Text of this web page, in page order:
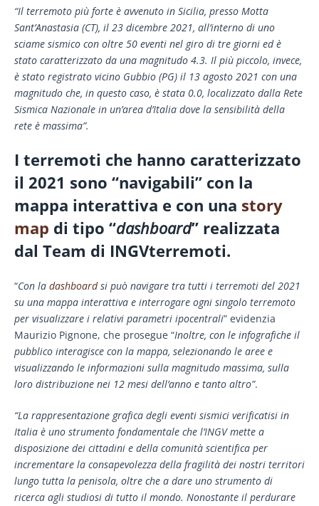
“Il terremoto più forte è avvenuto in Sicilia, presso Motta
Sant’Anastasia (CT), il 23 dicembre 2021, all’interno di uno
sciame sismico con oltre 50 eventi nel giro di tre giorni ed è
stato caratterizzato da una magnitudo 4.3. Il più piccolo, invece,
è stato registrato vicino Gubbio (PG) il 13 agosto 2021 con una
magnitudo che, in questo caso, è stata 0.0, localizzato dalla Rete
Sismica Nazionale in un’area d’Italia dove la sensibilità della
rete è massima”.
I terremoti che hanno caratterizzato
il 2021 sono “navigabili” con la
mappa interattiva e con una story
map di tipo “dashboard” realizzata
dal Team di INGVterremoti.
“Con la dashboardsi può navigare tra tutti i terremoti del 2021
su una mappa interattiva e interrogare ogni singolo terremoto
per visualizzare i relativi parametri ipocentrali” evidenzia
Maurizio Pignone, che prosegue “Inoltre, con le infografiche il
pubblico interagisce con la mappa, selezionando le aree e
visualizzando le informazioni sulla magnitudo massima, sulla
loro distribuzione nei 12 mesi dell’anno e tanto altro”.
“La rappresentazione grafica degli eventi sismici verificatisi in
Italia è uno strumento fondamentale che l’INGV mette a
disposizione dei cittadini e della comunità scientifica per
incrementare la consapevolezza della fragilità dei nostri territori
lungo tutta la penisola, oltre che a dare uno strumento di
ricerca agli studiosi di tutto il mondo. Nonostante il perdurare